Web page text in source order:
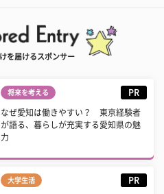
を届けるスポンサー
将来を考える PR
なぜ愛知は働きやすい？ 東京経験者
が語る、暮らしが充実する愛知県の魅
力
大学生活 PR